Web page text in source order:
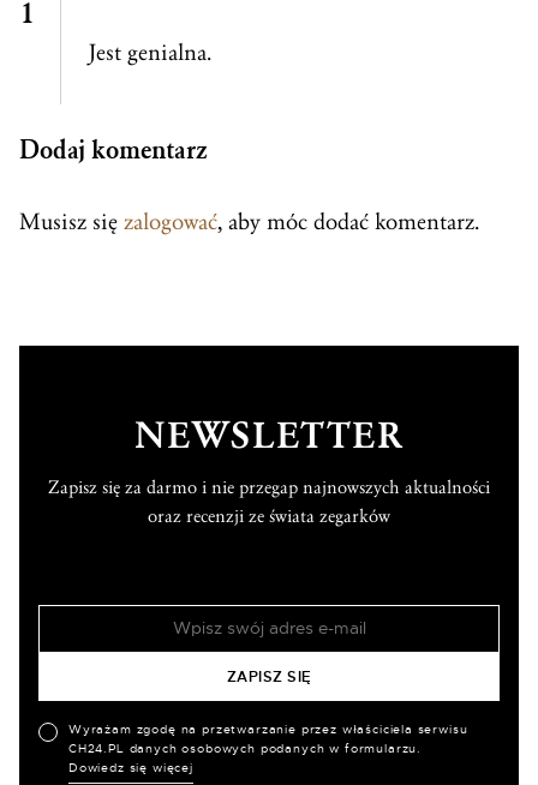
Jest genialna.
Dodaj komentarz
Musisz się zalogować, aby móc dodać komentarz.
NEWSLETTER
Zapisz się za darmo i nie przegap najnowszych aktualności
oraz recenzji ze świata zegarków
Wyrażam zgodę na przetwarzanie przez właściciela serwisu
CH24.PL danych osobowych podanych w formularzu.
Dowiedz się więcej